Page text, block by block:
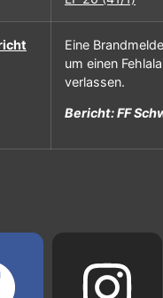
Eine
um einen
verlassen.
Bericht: FF